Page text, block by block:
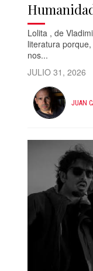
Lolita , de
literatura
nos...
JULIO 31, 2026
JUAN